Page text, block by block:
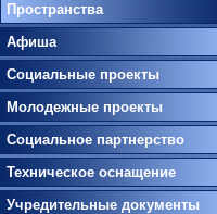
Пространства
Афиша
Социальные проекты
Молодежные проекты
Социальное партнерство
Техническое оснащение
Учредительные документы